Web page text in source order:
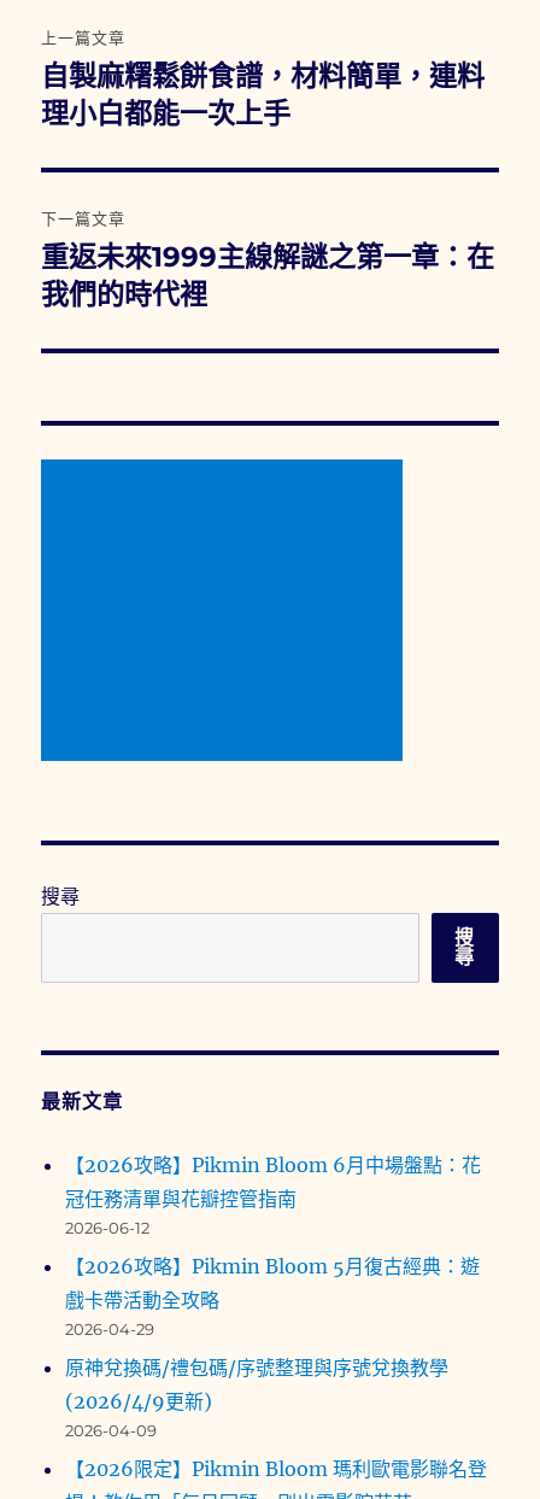
章
導
覽
上一篇文章
上
一
文
章:
自製麻糬鬆餅食譜，材料簡單，連料
理小白都能一次上手
下一篇文章
下
一
文
重返未來1999主線解謎之第一章：在
我們的時代裡
搜尋
搜
尋
最新文章
【2026攻略】Pikmin Bloom 6月中場盤點：花
冠任務清單與花瓣控管指南
2026-06-12
【2026攻略】Pikmin Bloom 5月復古經典：遊
戲卡帶活動全攻略
2026-04-29
原神兌換碼/禮包碼/序號整理與序號兌換教學
(2026/4/9更新)
2026-04-09
【2026限定】Pikmin Bloom 瑪利歐電影聯名登